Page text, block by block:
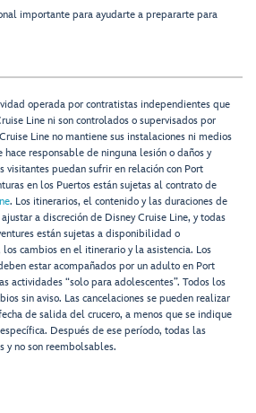
importante para ayudarte a prepararte para
operada por contratistas independientes que
Line ni son controlados o supervisados por
Line no mantiene sus instalaciones ni medios
responsable de ninguna lesión o daños y
puedan sufrir en relación con Port
en los Puertos están sujetas al contrato de
. Los itinerarios, el contenido y las duraciones de
a discreción de Disney Cruise Line, y todas
están sujetas a disponibilidad o
cambios en el itinerario y la asistencia. Los
estar acompañados por un adulto en Port
actividades “solo para adolescentes”. Todos los
sin aviso. Las cancelaciones se pueden realizar
de salida del crucero, a menos que se indique
Después de ese período, todas las
y no son reembolsables.